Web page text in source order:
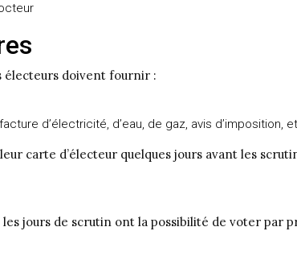
électeurs doivent fournir :
d’électricité, d’eau, de gaz, avis d’imposition,
carte d’électeur quelques jours avant les
jours de scrutin ont la possibilité de voter par